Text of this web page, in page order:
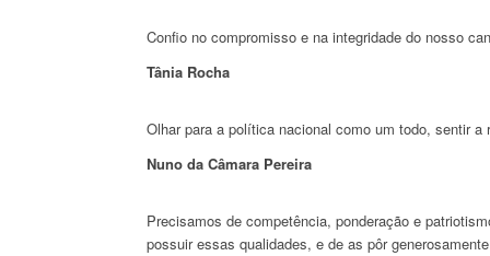
Confio no compromisso e na integridade do nosso
Tânia Rocha
Olhar para a política nacional como um todo, sentir
Nuno da Câmara Pereira
Precisamos de competência, ponderação e
possuir essas qualidades, e de as pôr